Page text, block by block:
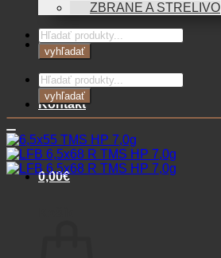
Blog
Kontakt
0,00€
ZBRANE A STRELIVO
Products
search
vyhľadať
Products
search
vyhľadať